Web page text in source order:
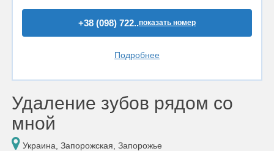
+38 (098) 722..показать номер
Подробнее
Удаление зубов рядом со
мной
Украина, Запорожская, Запорожье